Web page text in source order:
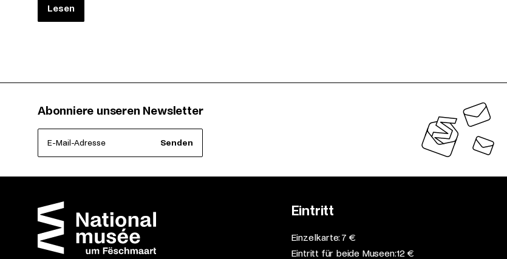
Lesen
Abonniere unseren Newsletter
E-Mail-Adresse Senden
Eintritt
Einzelkarte: 7 €​
Eintritt für beide Museen: 12 €​